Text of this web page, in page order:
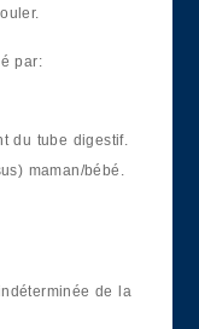
par:
du tube digestif.
maman/bébé.
de la